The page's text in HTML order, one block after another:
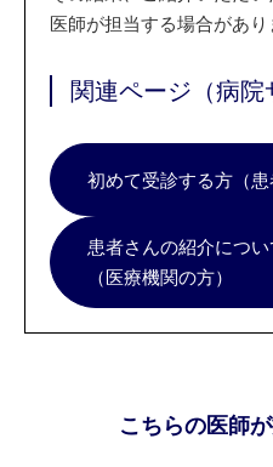
医師が担当する場合があり
関連ページ（病院
初めて受診する方（患
患者さんの紹介につい
（医療機関の方）
こちらの医師